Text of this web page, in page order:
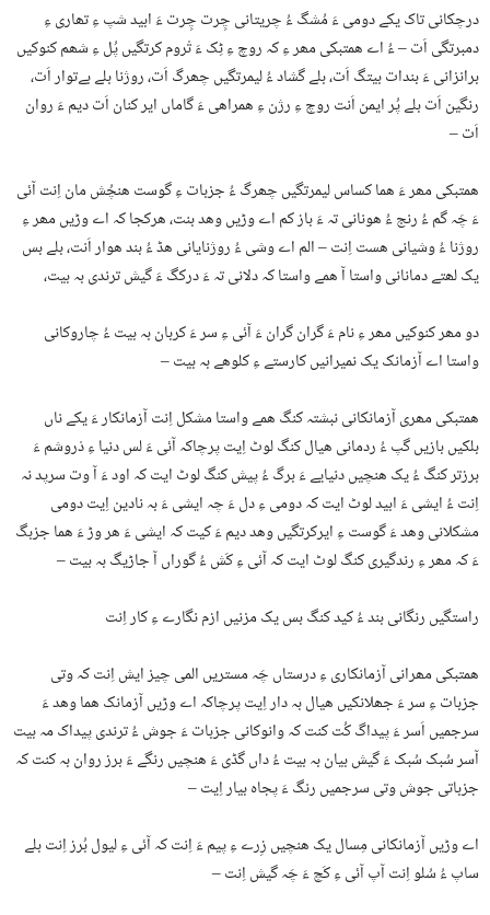
درچکانی تاک یکے دومی ءَ مُشگ ءُ چریتانی چِرت چِرت ءَ ابید شپ ءِ تھاری ءِ
دمبرتگی اَت – ءُ اے ھمتبکی مھر ءِ کہ روچ ءِ ٹِک ءَ تْروم کرتگیں پُل ءِ شھم کنوکیں
برانزانی ءَ بندات بیتگ اَت، بلے گشاد ءُ لیمرتگیں چھرگ اَت، روژنا بلے بےتوار اَت،
رنگین اَت بلے پُر ایمن اَنت روچ ءِ رژن ءِ ھمراھی ءَ گاماں ایر کنان اَت دیم ءَ روان
اَت –
ھمتبکی مھر ءَ ھما کساس لیمرتگیں چھرگ ءُ جزبات ءِ گوست ھنچُش مان اِنت آئی
ءَ چَہ گم ءُ رنج ءُ ھونانی تہ ءَ باز کم اے وڑیں وھد بنت، ھرکجا کہ اے وڑیں مھر ءِ
روژنا ءُ وشیانی ھست اِنت – الم اے وشی ءُ روژنایانی ھڈ ءُ بند ھوار اَنت، بلے بس
یک لھتے دمانانی واستا آ ھمے واستا کہ دلانی تہ ءَ درکگ ءَ گیش ترندی بہ بیت،
دو مھر کنوکیں مھر ءِ نام ءَ گران گران ءَ آئی ءِ سر ءَ کربان بہ بیت ءُ چاروکانی
واستا اے آزمانک یک نمیرانیں کارستے ءِ کلوھے بہ بیت –
ھمتبکی مھری آزمانکانی نبشتہ کنگ ھمے واستا مشکل اِنت آزمانکار ءَ یکے ناں
بلکیں بازیں گپ ءُ ردمانی ھیال کنگ لوٹ اِیت پرچاکہ آئی ءَ لس دنیا ءِ دْروشم ءَ
برزتر کنگ ءُ یک ھنچیں دنیایے ءَ برگ ءُ پیش کنگ لوٹ ایت کہ اود ءَ آ وت سرپد نہ
اِنت ءُ ایشی ءَ ابید لوٹ ایت کہ دومی ءِ دل ءَ چہ ایشی ءَ بہ نادین اِیت دومی
مشکلانی وھد ءَ گوست ءِ ایرکرتگیں وھد دیم ءَ کیت کہ ایشی ءَ ھر وڑ ءَ ھما جزبگ
ءَ کہ مھر ءِ رندگیری کنگ لوٹ ایت کہ آئی ءِ کَش ءُ گوراں آ جاڑیگ بہ بیت –
راستگیں رنگانی بند ءُ کید کنگ بس یک مزنیں ازم نگارے ءِ کار اِنت
ھمتبکی مھرانی آزمانکاری ءِ درستاں چَہ مستریں المی چیز ایش اِنت کہ وتی
جزبات ءِ سر ءَ جھلانکیں ھیال بہ دار اِیت پرچاکہ اے وڑیں آزمانک ھما وھد ءَ
سرجمیں اَسر ءَ پیداگ کُت کنت کہ وانوکانی جزبات ءَ جوش ءُ ترندی پیداک مہ بیت
آسر سُبک سُبک ءَ گیش بیان بہ بیت ءُ داں گڈی ءَ ھنچیں رنگے ءَ برز روان بہ کنت کہ
جزباتی جوش وتی سرجمیں رنگ ءَ پجاہ بیار اِیت –
اے وڑیں آزمانکانی مِسال یک ھنچیں زِرے ءِ پیم ءَ اِنت کہ آئی ءِ لیول بُرز اِنت بلے
ساپ ءُ سُلو اِنت آپ آئی ءِ کَچ ءَ چَہ گیش اِنت –